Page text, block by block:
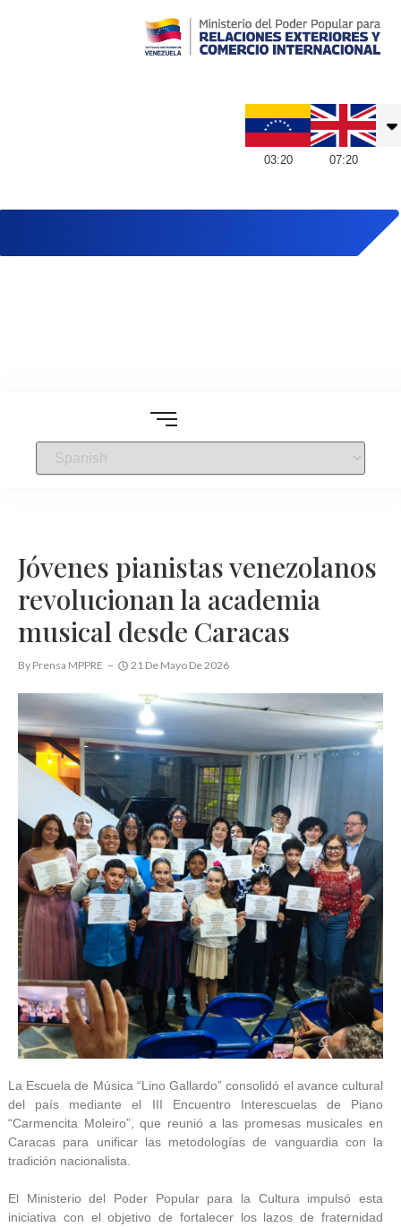
03:20 07:20
Jóvenes pianistas venezolanos
revolucionan la academia
musical desde Caracas
By Prensa MPPRE 21 De Mayo De 2026
La Escuela de Música “Lino Gallardo” consolidó el avance cultural
del país mediante el III Encuentro Interescuelas de Piano
“Carmencita Moleiro”, que reunió a las promesas musicales en
Caracas para unificar las metodologías de vanguardia con la
tradición nacionalista.
El Ministerio del Poder Popular para la Cultura impulsó esta
iniciativa con el objetivo de fortalecer los lazos de fraternidad